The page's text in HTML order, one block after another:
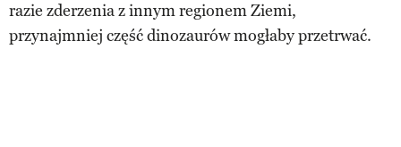
razie zderzenia z innym regionem Ziemi,
przynajmniej część dinozaurów mogłaby przetrwać.